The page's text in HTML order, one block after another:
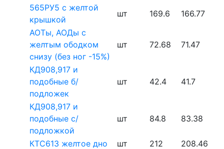
565РУ5 с желтой
крышкой
шт 169.6
166.77
АОТы, АОДы с
желтым ободком
снизу (без ног -15%)
шт 72.68 71.47
КД908,917 и
подобные б/
подложек
шт 42.4 41.7
КД908,917 и
подобные с/
подложкой
шт 84.8 83.38
КТС613 желтое дно шт 212
208.46